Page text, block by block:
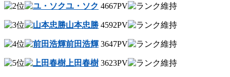
ユ・ソク 4667PV
山本忠勝 4592PV
前田浩輝 3647PV
上田春樹 3623PV